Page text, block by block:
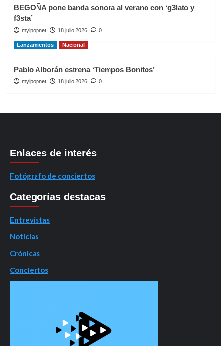
BEGOÑA pone banda sonora al verano con ‘g3lato y
f3sta’
myipopnet 18 julio 2026 0
Lanzamientos Nacional
Pablo Alborán estrena ‘Tiempos Bonitos’
myipopnet 18 julio 2026 0
Enlaces de interés
Fotógrafo de conciertos
Categorías destacas
Entrevistas
Noticias
Crónicas
Conciertos